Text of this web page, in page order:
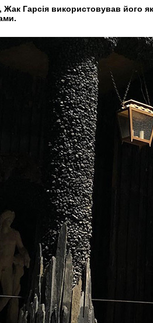
Гарсія використовував його як